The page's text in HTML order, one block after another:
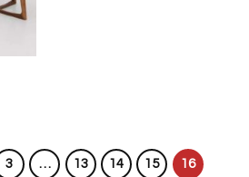
3 … 13 14 15 16